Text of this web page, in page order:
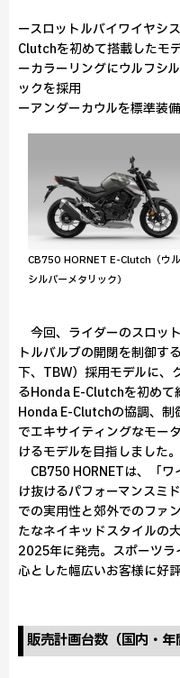
ースロットルバイワイヤシ
Clutchを初めて搭載したモ
ーカラーリングにウルフシ
ックを採用
ーアンダーカウルを標準装備
CB750 HORNET E-Clutch（ウ
シルバーメタリック）
今回、ライダーのスロッ
トルバルブの開閉を制御す
下、TBW）採用モデルに、
るHonda E-Clutchを初めて
Honda E-Clutchの協調、制
でエキサイティングなモー
けるモデルを目指しました。
CB750 HORNETは、「
け抜けるパフォーマンスミ
での実用性と郊外でのファ
たなネイキッドスタイルの
2025年に発売。スポーツ
心とした幅広いお客様に好
販売計画台数（国内・年